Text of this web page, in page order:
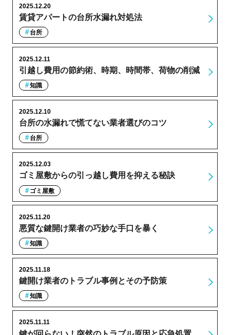
賃貸アパートの台所水漏れ対処法
2025.12.20
台所
引越し費用の節約術、時期、時間帯、荷物の削減
2025.12.11
知識
台所の水漏れで慌てない業者選びのコツ
2025.12.10
台所
ゴミ屋敷からの引っ越し費用を抑える秘訣
2025.12.03
ゴミ屋敷
悪質な鍵開け業者の巧妙な手口を暴く
2025.11.20
知識
鍵開け業者のトラブル事例とその予防策
2025.11.18
知識
2025.11.11